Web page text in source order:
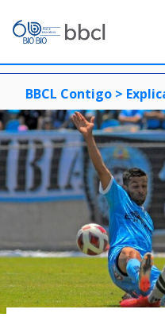
BBCL Contigo >